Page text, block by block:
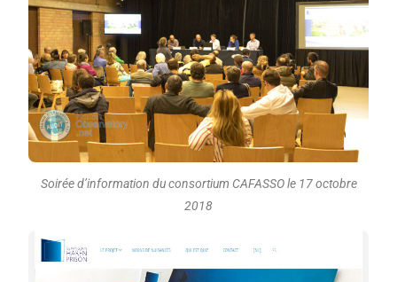
Soirée d’information du consortium CAFASSO le 17 octobre
2018